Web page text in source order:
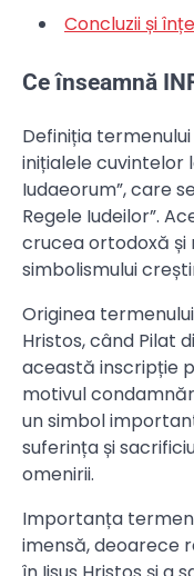
Concluzii și
Ce înseamnă
Definiția
inițialele cuvintelor
Iudaeorum”, care
Regele Iudeilor”.
crucea ortodoxă
simbolismului
Originea
Hristos, când Pilat
această inscripție
motivul
un simbol
suferința și
omenirii.
Importanța
imensă, deoarece